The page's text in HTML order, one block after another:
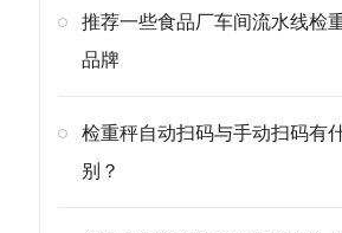
推荐一些食品厂车间流水线检
品牌
检重秤自动扫码与手动扫码有
别？